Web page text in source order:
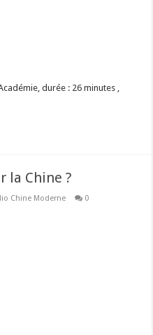
durée : 26 minutes ,
la Chine ?
Chine Moderne 0